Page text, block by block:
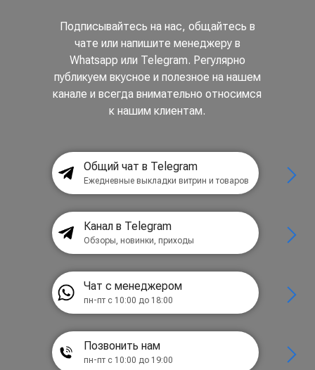
Подписывайтесь на нас, общайтесь в
чате или напишите менеджеру в
Whatsapp или Telegram. Регулярно
публикуем вкусное и полезное на нашем
канале и всегда внимательно относимся
к нашим клиентам.
Общий чат в Telegram
Ежедневные выкладки витрин и товаров
Канал в Telegram
Обзоры, новинки, приходы
Чат с менеджером
пн-пт с 10:00 до 18:00
Позвонить нам
пн-пт с 10:00 до 19:00